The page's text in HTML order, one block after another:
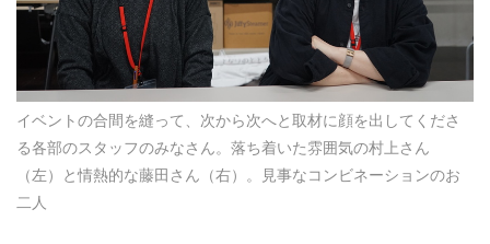
イベントの合間を縫って、次から次へと取材に顔を出してくださ
る各部のスタッフのみなさん。落ち着いた雰囲気の村上さん
（左）と情熱的な藤田さん（右）。見事なコンビネーションのお
二人